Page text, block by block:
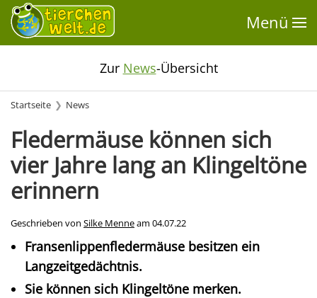
Menü
Zur News-Übersicht
Startseite News
Fledermäuse können sich
vier Jahre lang an Klingeltöne
erinnern
Geschrieben von Silke Menneam 04.07.22
Fransenlippenfledermäuse besitzen ein
Langzeitgedächtnis.
Sie können sich Klingeltöne merken.